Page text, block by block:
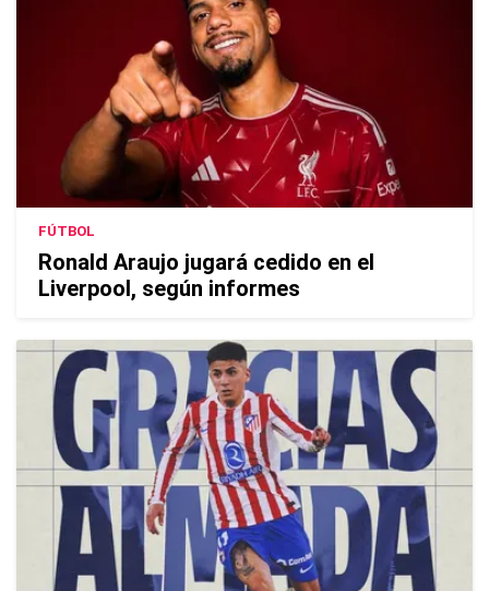
FÚTBOL
Ronald Araujo jugará cedido en el
Liverpool, según informes